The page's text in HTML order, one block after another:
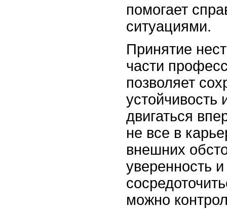
помогает
ситуациями.
Принятие
части
позволяет
устойчивость
двигаться
не все в
внешних
уверенность
можно